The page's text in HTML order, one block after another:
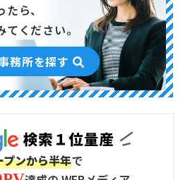
ら、
ください。
務所を探す
プンから半年で